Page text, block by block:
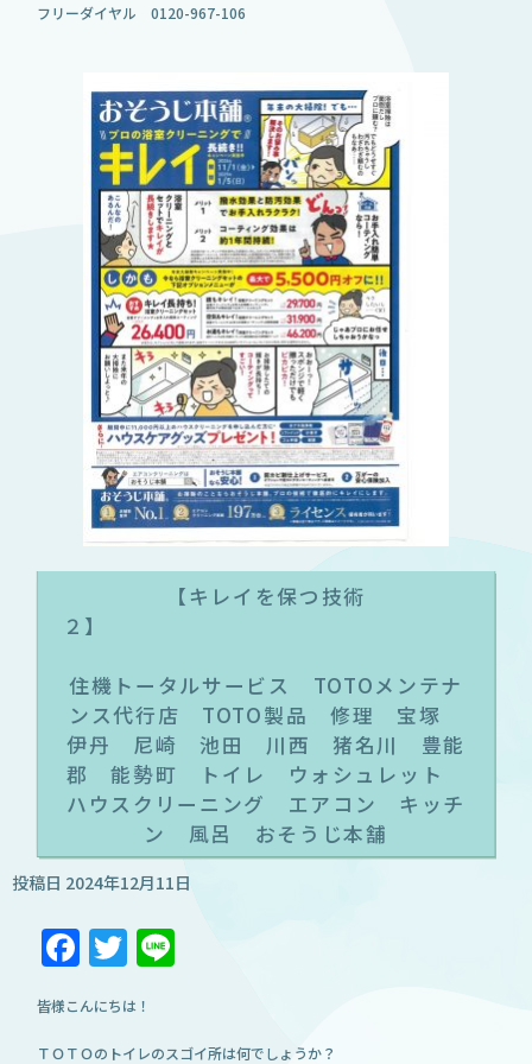
フリーダイヤル 0120-967-106
【キレイを保つ技術
２
住機トータルサービス TOTOメンテナ
ンス代行店 TOTO製品 修理 宝塚
伊丹 尼崎 池田 川西 猪名川 豊能
郡 能勢町 トイレ ウォシュレット
ハウスクリーニング エアコン キッチ
ン 風呂 おそうじ本舗
投稿日 2024年12月11日
Facebook
Twitter
皆様こんにちは！
ＴＯＴＯのトイレのスゴイ所は何でしょうか？